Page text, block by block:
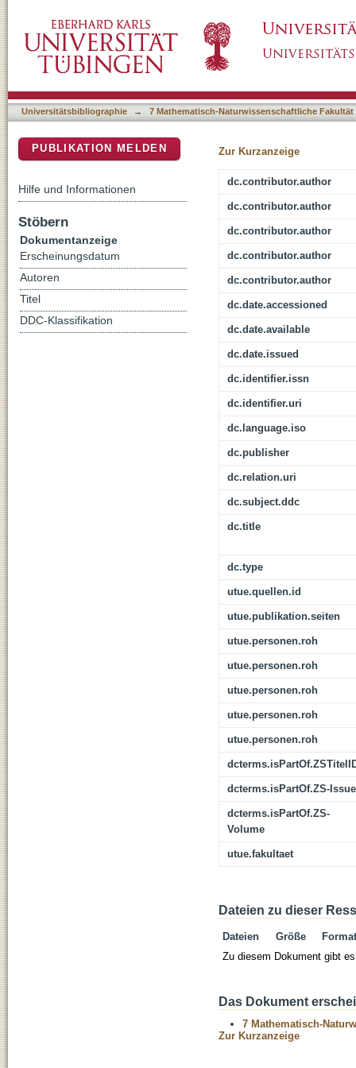
Superbulky Tris(pyrazolyl)borato Ligand
Universitätsbibliographie → 7 Mathematisch-Naturwissenschaftliche Fakultät
Zur Kurzanzeige
dc.contributor.author
dc.contributor.author
dc.contributor.author
dc.contributor.author
dc.contributor.author
dc.date.accessioned
dc.date.available
dc.date.issued
dc.identifier.issn
dc.identifier.uri
dc.language.iso
dc.publisher
dc.relation.uri
dc.subject.ddc
dc.title
dc.type
utue.quellen.id
utue.publikation.seiten
utue.personen.roh
utue.personen.roh
utue.personen.roh
utue.personen.roh
utue.personen.roh
dcterms.isPartOf.ZS-Issue
dcterms.isPartOf.ZS-
Volume
utue.fakultaet
Dateien zu dieser
Dateien Größe
Format
Zu diesem Dokument gibt
Das Dokument
7 Mathematisch-
Zur Kurzanzeige
PUBLIKATION MELDEN
Hilfe und Informationen
Stöbern
Dokumentanzeige
Erscheinungsdatum
Autoren
Titel
DDC-Klassifikation